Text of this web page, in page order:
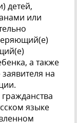
детей,
или
а также
на
языке